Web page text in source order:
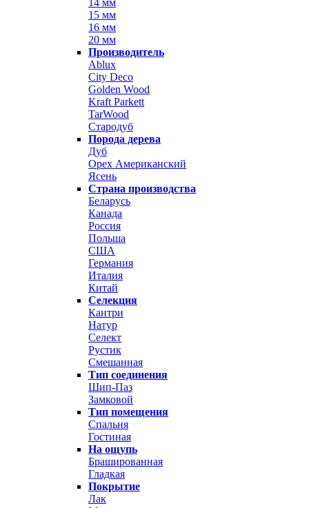
14 мм
15 мм
16 мм
20 мм
Производитель
Ablux
City Deco
Golden Wood
Kraft Parkett
TarWood
Стародуб
Порода дерева
Дуб
Орех Американский
Ясень
Страна производства
Беларусь
Канада
Россия
Польша
США
Германия
Италия
Китай
Селекция
Кантри
Натур
Селект
Рустик
Смешанная
Тип соединения
Шип-Паз
Замковой
Тип помещения
Спальня
Гостиная
На ощупь
Брашированная
Гладкая
Покрытие
Лак